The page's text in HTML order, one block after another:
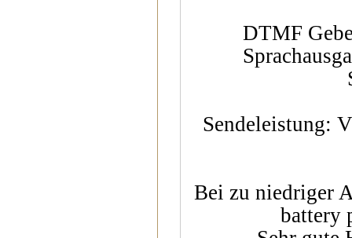
DTMF
Sendeleistung:
Bei zu niedriger
battery